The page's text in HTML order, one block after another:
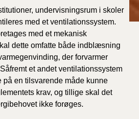
undervisningsrum i skoler
med et ventilationssystem.
med et mekanisk
dette omfatte både indblæsning
der forvarmer
et andet ventilationssystem
på en tilsvarende måde kunne
krav, og tillige skal det
ikke forøges.